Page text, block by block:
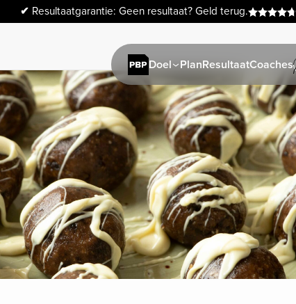
✔ Resultaatgarantie: Geen resultaat? Geld terug.
Doel PlanResultaatCoaches